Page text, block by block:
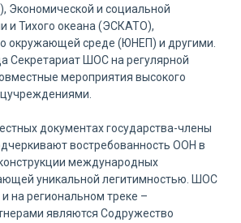
Экономической и социальной
и Тихого океана (ЭСКАТО),
окружающей среде (ЮНЕП) и другими.
Секретариат ШОС на регулярной
мероприятия высокого
документах государства-члены
востребованность ООН в
международных
уникальной легитимностью. ШОС
на региональном треке –
являются Содружество